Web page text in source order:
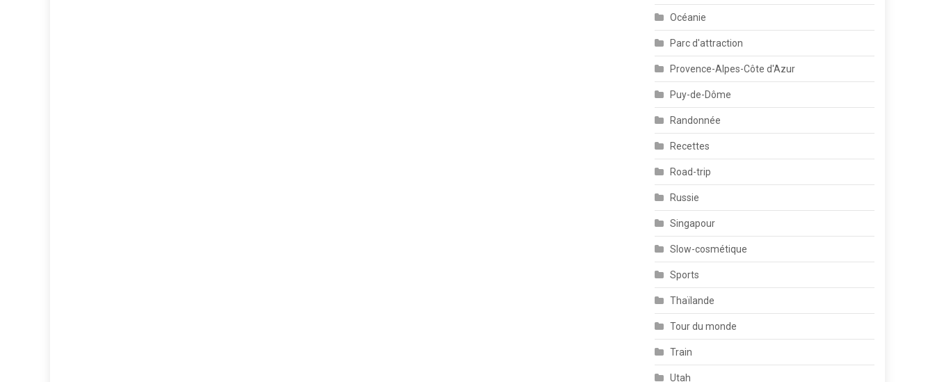
Océanie
Parc d'attraction
Provence-Alpes-Côte d'Azur
Puy-de-Dôme
Randonnée
Recettes
Road-trip
Russie
Singapour
Slow-cosmétique
Sports
Thaïlande
Tour du monde
Train
Utah